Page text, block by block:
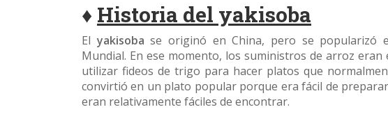
♦ Historia del yakisoba
Elyakisobase originó en China, pero se popularizó
Mundial. En ese momento, los suministros de arroz eran
utilizar fideos de trigo para hacer platos que
convirtió en un plato popular porque era fácil de
eran relativamente fáciles de encontrar.